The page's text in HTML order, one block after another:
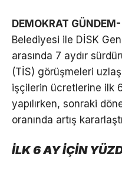
DEMOKRAT
Belediyesi ile DİSK
arasında 7 aydır
(TİS) görüşmeleri
işçilerin ücretlerine ilk
yapılırken, sonraki
oranında artış
İLK 6 AY İÇİN